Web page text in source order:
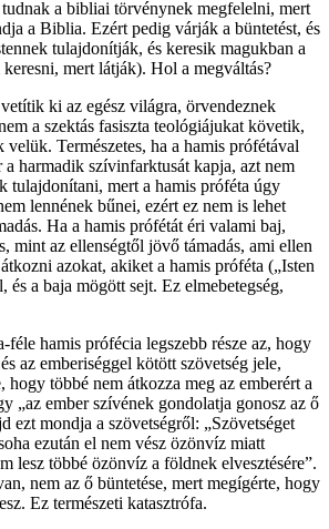
a bibliai törvénynek megfelelni, mert
a Biblia. Ezért pedig várják a büntetést, és
tulajdonítják, és keresik magukban a
mert látják). Hol a megváltás?
ki az egész világra, örvendeznek
a szektás fasiszta teológiájukat követik,
velük. Természetes, ha a hamis prófétával
harmadik szívinfarktusát kapja, azt nem
tulajdonítani, mert a hamis próféta úgy
lennének bűnei, ezért ez nem is lehet
Ha a hamis prófétát éri valami baj,
mint az ellenségtől jövő támadás, ami ellen
azokat, akiket a hamis próféta („Isten
és a baja mögött sejt. Ez elmebetegség,
féle hamis prófécia legszebb része az, hogy
az emberiséggel kötött szövetség jele,
hogy többé nem átkozza meg az emberért a
„az ember szívének gondolatja gonosz az ő
ezt mondja a szövetségről: „Szövetséget
ezután el nem vész özönvíz miatt
lesz többé özönvíz a földnek elvesztésére”.
nem az ő büntetése, mert megígérte, hogy
Ez természeti katasztrófa.